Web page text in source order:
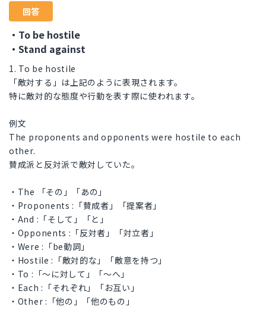
回答
・To be hostile
・Stand against
1. To be hostile
「敵対する」は上記のように表現されます。
特に敵対的な態度や行動を表す際に使われます。
例文
The proponents and opponents were hostile to each
other.
賛成派と反対派で敵対していた。
・The 「その」「あの」
・Proponents :「賛成者」「提案者」
・And :「そして」「と」
・Opponents :「反対者」「対立者」
・Were :「be動詞」
・Hostile :「敵対的な」「敵意を持つ」
・To :「～に対して」「～へ」
・Each :「それぞれ」「お互い」
・Other :「他の」「他のもの」